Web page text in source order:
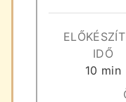
IDŐ
10 perc
min